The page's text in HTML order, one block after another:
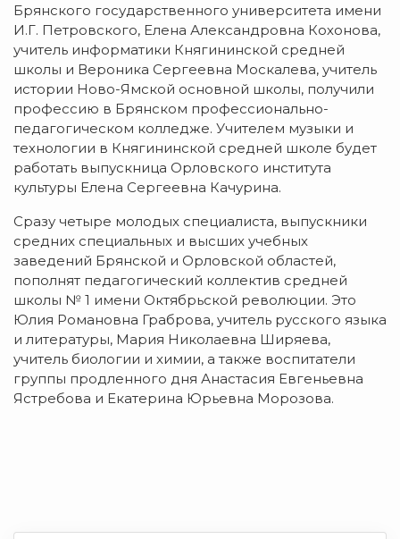
Брянского государственного университета имени
И.Г. Петровского, Елена Александровна Кохонова,
учитель информатики Княгининской средней
школы и Вероника Сергеевна Москалева, учитель
истории Ново-Ямской основной школы, получили
профессию в Брянском профессионально-
педагогическом колледже. Учителем музыки и
технологии в Княгининской средней школе будет
работать выпускница Орловского института
культуры Елена Сергеевна Качурина.
Сразу четыре молодых специалиста, выпускники
средних специальных и высших учебных
заведений Брянской и Орловской областей,
пополнят педагогический коллектив средней
школы № 1 имени Октябрьской революции. Это
Юлия Романовна Граброва, учитель русского языка
и литературы, Мария Николаевна Ширяева,
учитель биологии и химии, а также воспитатели
группы продленного дня Анастасия Евгеньевна
Ястребова и Екатерина Юрьевна Морозова.